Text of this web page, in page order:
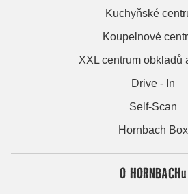
Kuchyňské
Koupelnové
XXL centrum obkladů
Drive - In
Self-Scan
Hornbach Box
O HORNBACHu